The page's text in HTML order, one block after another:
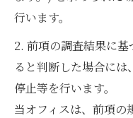
行います。
2. 前項の調査結果に
ると判断した場合に
停止等を行います。
当オフィスは、前項の